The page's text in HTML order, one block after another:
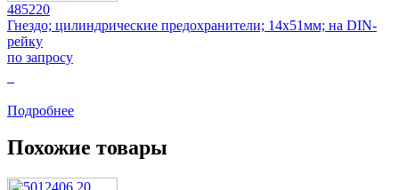
485220
Гнездо; цилиндрические предохранители; 14x51мм; на DIN-
рейку
по запросу
Подробнее
Похожие товары